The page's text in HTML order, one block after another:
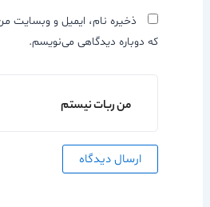
ذخیره نام، ایمیل و وبسایت
که دوباره دیدگاهی می‌نویسم.
من ربات نیستم